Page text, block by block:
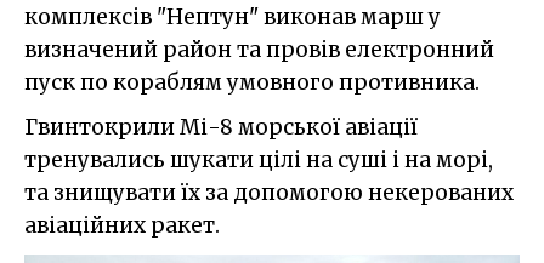
комплексів "Нептун" виконав марш у
визначений район та провів електронний
пуск по кораблям умовного противника.
Гвинтокрили Мі-8 морської авіації
тренувались шукати цілі на суші і на морі,
та знищувати їх за допомогою некерованих
авіаційних ракет.